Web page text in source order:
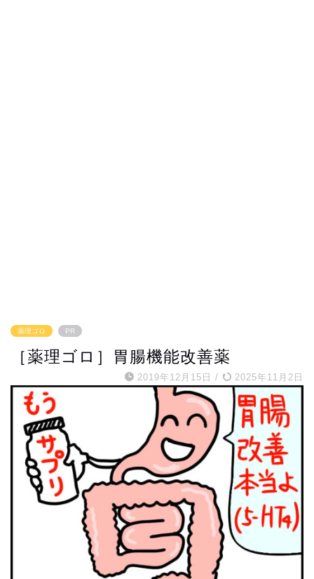
薬理ゴロ PR
［薬理ゴロ］胃腸機能改善薬
2019年12月15日 / 2025年11月2日